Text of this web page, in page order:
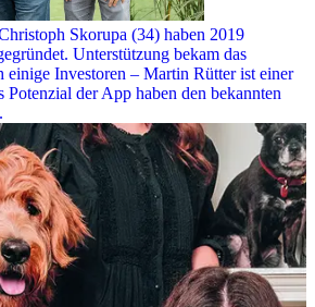
Skorupa (34) haben 2019
Unterstützung bekam das
einige Investoren – Martin Rütter ist einer
Potenzial der App haben den bekannten